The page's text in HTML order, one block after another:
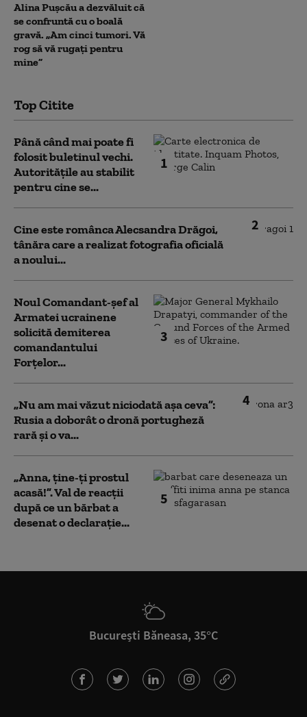
Alina Pușcău a dezvăluit că
se confruntă cu o boală
gravă. „Am cinci tumori. Vă
rog să vă rugați pentru
mine”
Top Citite
1
Până când mai poate fi
folosit buletinul vechi.
Autoritățile au stabilit
pentru cine se...
2
Cine este românca Alecsandra Drăgoi,
tânăra care a realizat fotografia oficială
a noului...
3
Noul Comandant-șef al
Armatei ucrainene
solicită demiterea
comandantului
Forțelor...
4
„Nu am mai văzut niciodată așa ceva”:
Rusia a doborât o dronă portugheză
rară și o va...
5
„Anna, ţine-ţi prostul
acasă!”. Val de reacții
după ce un bărbat a
desenat o declarație...
București Băneasa, 35°C